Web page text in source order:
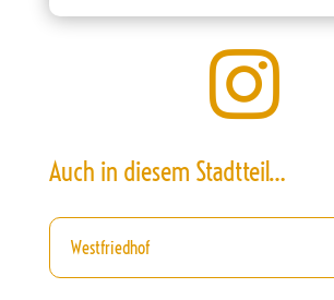

Auch in diesem Stadtteil…
Westfriedhof